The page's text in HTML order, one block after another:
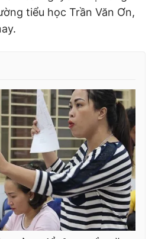
tiểu học Trần Văn Ơn,